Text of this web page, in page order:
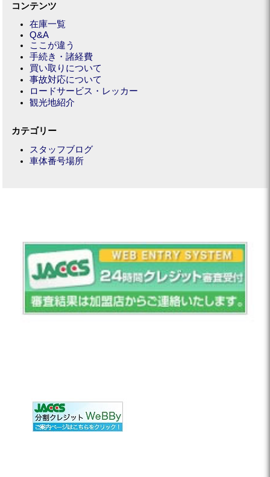
コンテンツ
在庫一覧
Q&A
ここが違う
手続き・諸経費
買い取りについて
事故対応について
ロードサービス・レッカー
観光地紹介
カテゴリー
スタッフブログ
車体番号場所